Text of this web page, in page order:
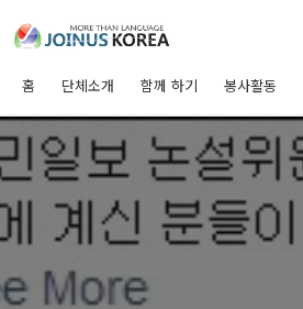
홈 단체소개 함께 하기 봉사활동